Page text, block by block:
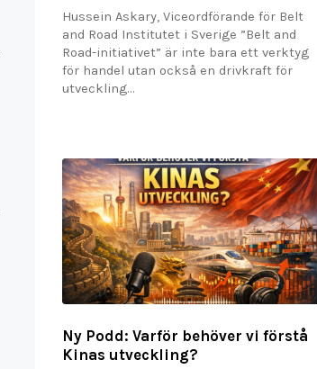
Hussein Askary, Viceordförande för Belt
and Road Institutet i Sverige ”Belt and
Road-initiativet” är inte bara ett verktyg
för handel utan också en drivkraft för
utveckling…
Ny Podd: Varför behöver vi förstå
Kinas utveckling?